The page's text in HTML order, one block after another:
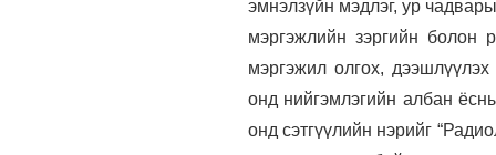
эмнэлзүйн мэдлэг, ур
мэргэжлийн зэргийн болон
мэргэжил олгох,
онд нийгэмлэгийн албан
онд сэтгүүлийн нэрийг